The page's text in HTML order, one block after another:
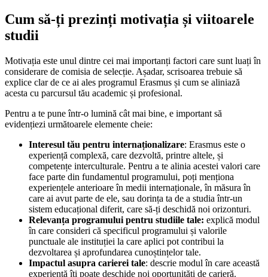
Cum să-ți prezinți motivația și viitoarele
studii
Motivația este unul dintre cei mai importanți factori care sunt luați în
considerare de comisia de selecție. Așadar, scrisoarea trebuie să
explice clar de ce ai ales programul Erasmus și cum se aliniază
acesta cu parcursul tău academic și profesional.
Pentru a te pune într-o lumină cât mai bine, e important să
evidențiezi următoarele elemente cheie:
Interesul tău pentru internaționalizare: Erasmus este o
experiență complexă, care dezvoltă, printre altele, și
competențe interculturale. Pentru a te alinia acestei valori care
face parte din fundamentul programului, poți menționa
experiențele anterioare în medii internaționale, în măsura în
care ai avut parte de ele, sau dorința ta de a studia într-un
sistem educațional diferit, care să-ți deschidă noi orizonturi.
Relevanța programului pentru studiile tale: explică modul
în care consideri că specificul programului și valorile
punctuale ale instituției la care aplici pot contribui la
dezvoltarea și aprofundarea cunoștințelor tale.
Impactul asupra carierei tale: descrie modul în care această
experiență îți poate deschide noi oportunități de carieră.